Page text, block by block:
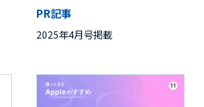
PR記事
2025年4月号掲載